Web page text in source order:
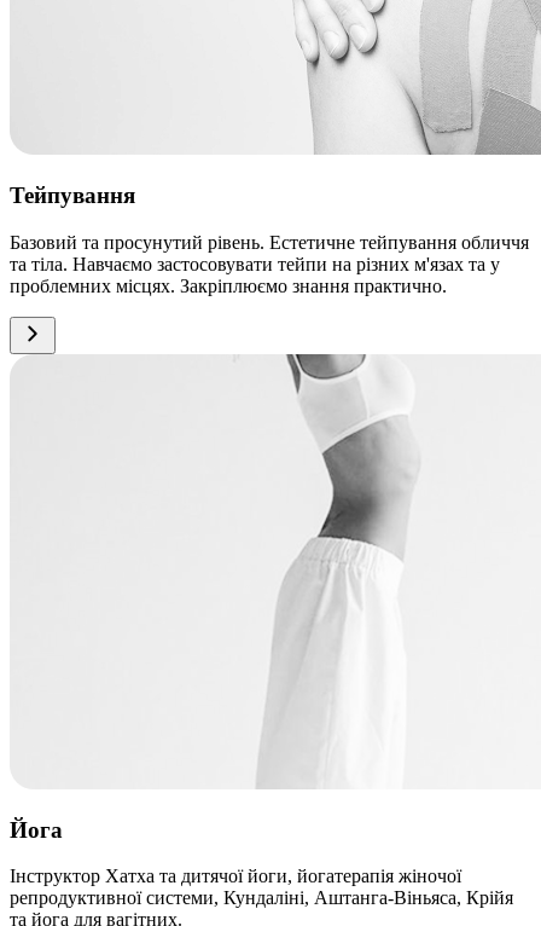
Тейпування
Базовий та просунутий рівень. Естетичне тейпування обличчя
та тіла. Навчаємо застосовувати тейпи на різних м'язах та у
проблемних місцях. Закріплюємо знання практично.
Йога
Інструктор Хатха та дитячої йоги, йогатерапія жіночої
репродуктивної системи, Кундаліні, Аштанга-Віньяса, Крійя
та йога для вагітних.